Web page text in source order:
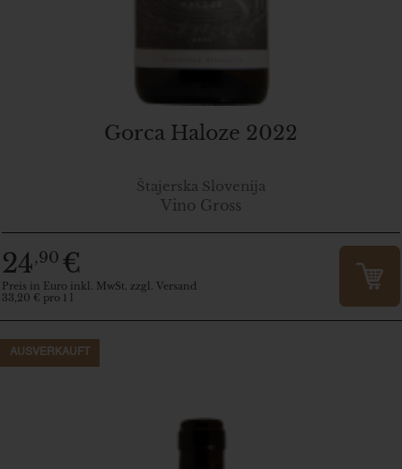
Gorca Haloze 2022
Štajerska Slovenija
Vino Gross
24,90 €
Preis in Euro inkl. MwSt. zzgl. Versand
33,20 € pro 1 l
AUSVERKAUFT